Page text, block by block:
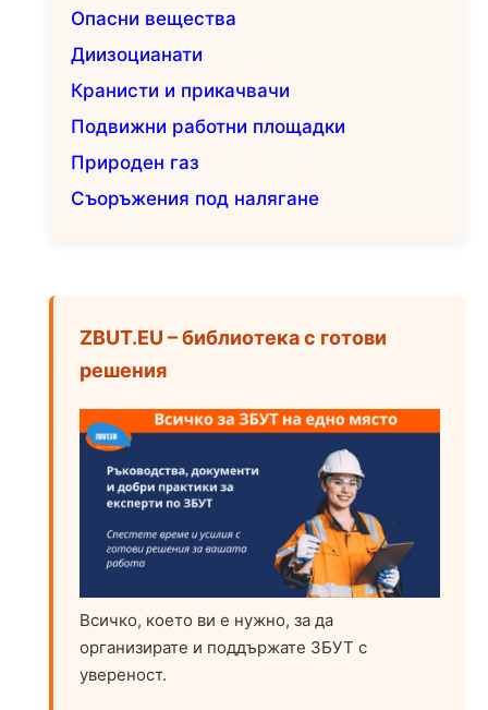
Опасни вещества
Диизоцианати
Кранисти и прикачвачи
Подвижни работни площадки
Природен газ
Съоръжения под налягане
ZBUT.EU – библиотека с готови
решения
Всичко, което ви е нужно, за да
организирате и поддържате ЗБУТ с
увереност.